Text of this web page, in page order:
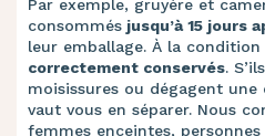
Par exemple, gruyère et
consommés jusqu’à 15 jours
leur emballage. À la condition
correctement conservés.
moisissures ou dégagent
vaut vous en séparer. Nous
femmes enceintes,